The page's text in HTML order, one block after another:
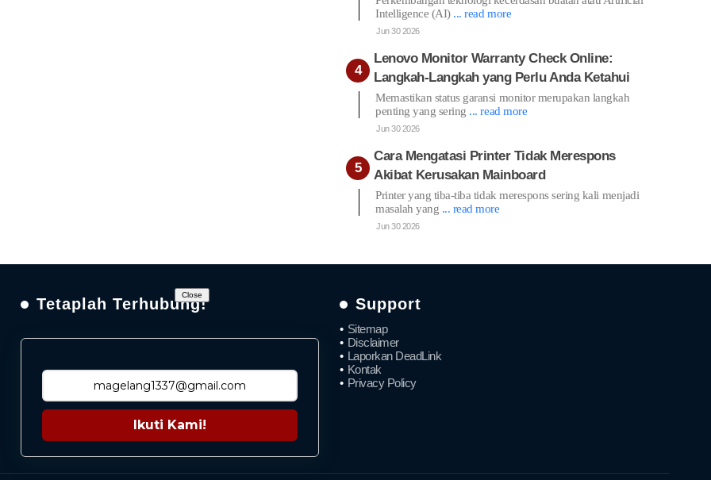
Intelligence (AI) ... read more
Jun 30 2026
Lenovo Monitor Warranty Check Online:
Langkah-Langkah yang Perlu Anda Ketahui
Memastikan status garansi monitor merupakan langkah
penting yang sering ... read more
Jun 30 2026
Cara Mengatasi Printer Tidak Merespons
Akibat Kerusakan Mainboard
Printer yang tiba-tiba tidak merespons sering kali menjadi
masalah yang ... read more
Jun 30 2026
Tetaplah Terhubung!
Ikuti Kami!
Support
Sitemap
Disclaimer
Laporkan DeadLink
Kontak
Privacy Policy
Close